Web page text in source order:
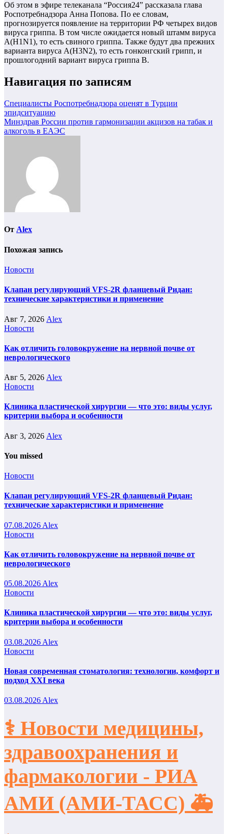
Об этом в эфире телеканала “Россия24” рассказала глава
Роспотребнадзора Анна Попова. По ее словам,
прогнозируется появление на территории РФ четырех видов
вируса гриппа. В том числе ожидается новый штамм вируса
A(H1N1), то есть свиного гриппа. Также будут два прежних
варианта вируса А(H3N2), то есть гонконгский грипп, и
прошлогодний вариант вируса гриппа B.
Навигация по записям
Специалисты Роспотребнадзора оценят в Турции
эпидситуацию
Минздрав России против гармонизации акцизов на табак и
алкоголь в ЕАЭС
От Alex
Похожая запись
Новости
Клапан регулирующий VFS-2R фланцевый Ридан:
технические характеристики и применение
Авг 7, 2026 Alex
Новости
Как отличить головокружение на нервной почве от
неврологического
Авг 5, 2026 Alex
Новости
Клиника пластической хирургии — что это: виды услуг,
критерии выбора и особенности
Авг 3, 2026 Alex
You missed
Новости
Клапан регулирующий VFS-2R фланцевый Ридан:
технические характеристики и применение
07.08.2026 Alex
Новости
Как отличить головокружение на нервной почве от
неврологического
05.08.2026 Alex
Новости
Клиника пластической хирургии — что это: виды услуг,
критерии выбора и особенности
03.08.2026 Alex
Новости
Новая современная стоматология: технологии, комфорт и
подход XXI века
03.08.2026 Alex
⚕️ Новости медицины,
здравоохранения и
фармакологии - РИА
АМИ (АМИ-ТАСС) 🚑